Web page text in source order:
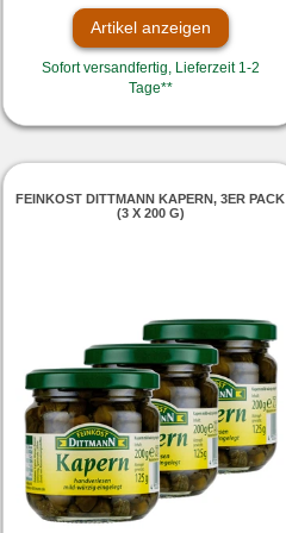
Artikel anzeigen
Sofort versandfertig, Lieferzeit 1-2
Tage**
FEINKOST DITTMANN KAPERN, 3ER PACK
(3 X 200 G)